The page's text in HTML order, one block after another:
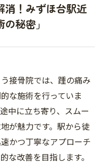
消！みずほ台駅近
秘密」
接骨院では、踵の痛み
な施術を行っていま
中に立ち寄り、スムー
が魅力です。駅から徒
かつ丁寧なアプローチ
な改善を目指します。